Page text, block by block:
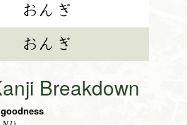
おんぎ
おんぎ
Breakdown